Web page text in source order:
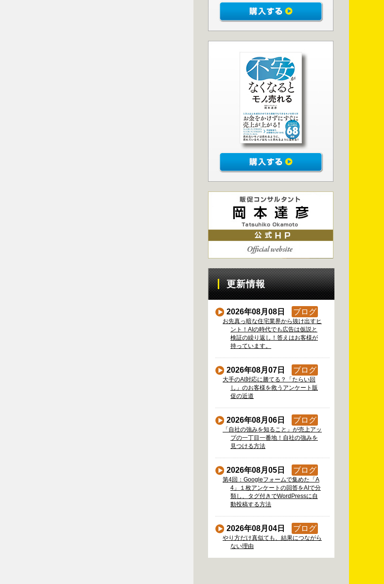
更新情報
2026年08月08日 ブログ
お先真っ暗な住宅業界から抜け出すヒ
ント！AIの時代でも広告は仮説と
検証の繰り返し！答えはお客様が
持っています。
2026年08月07日 ブログ
大手のAI対応に勝てる？「たらい回
し」のお客様を救うアンケート販
促の近道
2026年08月06日 ブログ
「自社の強みを知ること」が売上アッ
プの一丁目一番地！自社の強みを
見つける方法
2026年08月05日 ブログ
第4回：Googleフォームで集めた「A
4」１枚アンケートの回答をAIで分
類し、タグ付きでWordPressに自
動投稿する方法
2026年08月04日 ブログ
やり方だけ真似ても、結果につながら
ない理由